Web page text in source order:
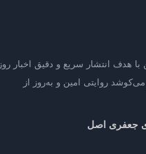
با هدف انتشار سریع و دقیق اخبار روز
روایتی امین و به‌روز از
جعفری اصل